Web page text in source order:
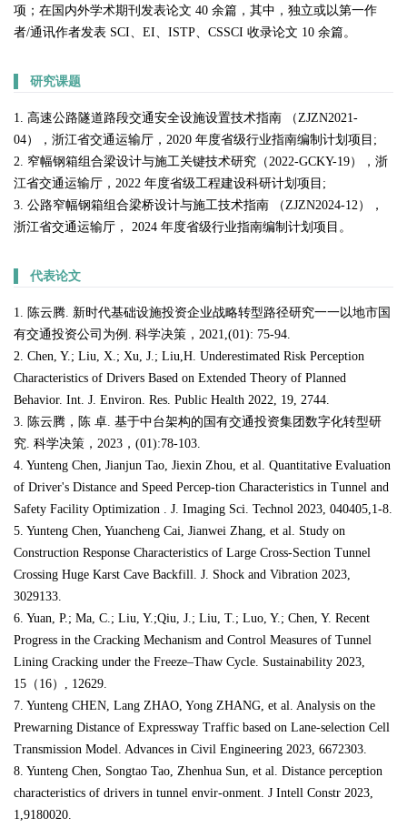
项；在国内外学术期刊发表论文 40 余篇，其中，独立或以第一作
者/通讯作者发表 SCI、EI、ISTP、CSSCI 收录论文 10 余篇。
研究课题
1. 高速公路隧道路段交通安全设施设置技术指南 （ZJZN2021-
04），浙江省交通运输厅，2020 年度省级行业指南编制计划项目;
2. 窄幅钢箱组合梁设计与施工关键技术研究（2022-GCKY-19），浙
江省交通运输厅，2022 年度省级工程建设科研计划项目;
3. 公路窄幅钢箱组合梁桥设计与施工技术指南 （ZJZN2024-12），
浙江省交通运输厅， 2024 年度省级行业指南编制计划项目。
代表论文
1. 陈云腾. 新时代基础设施投资企业战略转型路径研究一一以地市国
有交通投资公司为例. 科学决策，2021,(01): 75-94.
2. Chen, Y.; Liu, X.; Xu, J.; Liu,H. Underestimated Risk Perception
Characteristics of Drivers Based on Extended Theory of Planned
Behavior. Int. J. Environ. Res. Public Health 2022, 19, 2744.
3. 陈云腾，陈 卓. 基于中台架构的国有交通投资集团数字化转型研
究. 科学决策，2023，(01):78-103.
4. Yunteng Chen, Jianjun Tao, Jiexin Zhou, et al. Quantitative Evaluation
of Driver's Distance and Speed Percep-tion Characteristics in Tunnel and
Safety Facility Optimization . J. Imaging Sci. Technol 2023, 040405,1-8.
5. Yunteng Chen, Yuancheng Cai, Jianwei Zhang, et al. Study on
Construction Response Characteristics of Large Cross-Section Tunnel
Crossing Huge Karst Cave Backfill. J. Shock and Vibration 2023,
3029133.
6. Yuan, P.; Ma, C.; Liu, Y.;Qiu, J.; Liu, T.; Luo, Y.; Chen, Y. Recent
Progress in the Cracking Mechanism and Control Measures of Tunnel
Lining Cracking under the Freeze–Thaw Cycle. Sustainability 2023,
15（16）, 12629.
7. Yunteng CHEN, Lang ZHAO, Yong ZHANG, et al. Analysis on the
Prewarning Distance of Expressway Traffic based on Lane-selection Cell
Transmission Model. Advances in Civil Engineering 2023, 6672303.
8. Yunteng Chen, Songtao Tao, Zhenhua Sun, et al. Distance perception
characteristics of drivers in tunnel envir-onment. J Intell Constr 2023,
1,9180020.